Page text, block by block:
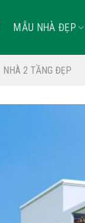
MẪU NHÀ ĐẸP
NHÀ 2 TẦNG ĐẸP